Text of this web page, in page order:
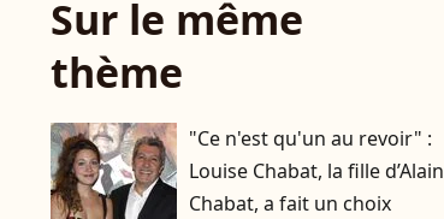
Sur le même
thème
"Ce n'est qu'un au revoir" :
Louise Chabat, la fille d’Alain
Chabat, a fait un choix